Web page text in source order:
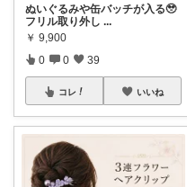
ぬいぐるみや缶バッチが入る🥹
フリル取り外し ...
￥ 9,900
0 0 39
コレ いいね